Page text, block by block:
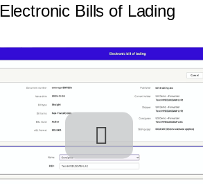
Electronic Bills of Lading